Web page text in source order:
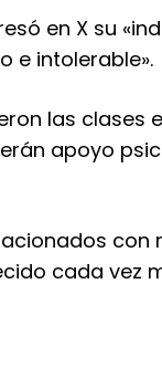
en X su
e intolerable».
las clases
apoyo
con
cada vez